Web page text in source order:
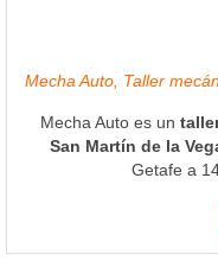
Mecha Auto, Taller
Mecha Auto es un
San Martín de la
Getafe a